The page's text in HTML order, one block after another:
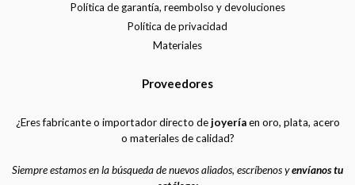
Política de garantía, reembolso y devoluciones
Política de privacidad
Materiales
Proveedores
¿Eres fabricante o importador directo dejoyeríaen oro, plata, acero
o materiales de calidad?
Siempre estamos en la búsqueda de nuevos aliados, escríbenos yenvíanos tu